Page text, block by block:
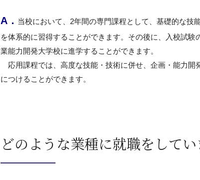
A． 当校において、2年間の専門課程として、基礎的な技
を体系的に習得することができます。その後に、入校試
業能力開発大学校に進学することができます。
応用課程では、高度な技能・技術に併せ、企画・能力開
につけることができます。
どのような業種に就職をしてい